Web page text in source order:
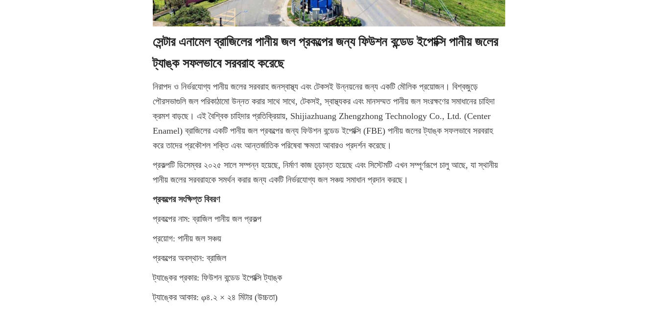
সেন্টার এনামেল ব্রাজিলের পানীয় জল প্রকল্পের জন্য ফিউশন বন্ডেড ইপোক্সি পানীয় জলের
ট্যাঙ্ক সফলভাবে সরবরাহ করেছে
নিরাপদ ও নির্ভরযোগ্য পানীয় জলের সরবরাহ জনস্বাস্থ্য এবং টেকসই উন্নয়নের জন্য একটি মৌলিক প্রয়োজন। বিশ্বজুড়ে
পৌরসভাগুলি জল পরিকাঠামো উন্নত করার সাথে সাথে, টেকসই, স্বাস্থ্যকর এবং মানসম্মত পানীয় জল সংরক্ষণের সমাধানের চাহিদা
ক্রমশ বাড়ছে। এই বৈশ্বিক চাহিদার প্রতিক্রিয়ায়, Shijiazhuang Zhengzhong Technology Co., Ltd. (Center
Enamel) ব্রাজিলের একটি পানীয় জল প্রকল্পের জন্য ফিউশন বন্ডেড ইপোক্সি (FBE) পানীয় জলের ট্যাঙ্ক সফলভাবে সরবরাহ
করে তাদের প্রকৌশল শক্তি এবং আন্তর্জাতিক পরিষেবা ক্ষমতা আবারও প্রদর্শন করেছে।
প্রকল্পটি ডিসেম্বর ২০২৫ সালে সম্পন্ন হয়েছে, নির্মাণ কাজ চূড়ান্ত হয়েছে এবং সিস্টেমটি এখন সম্পূর্ণরূপে চালু আছে, যা স্থানীয়
পানীয় জলের সরবরাহকে সমর্থন করার জন্য একটি নির্ভরযোগ্য জল সঞ্চয় সমাধান প্রদান করছে।
প্রকল্পের সংক্ষিপ্ত বিবরণ
প্রকল্পের নাম: ব্রাজিল পানীয় জল প্রকল্প
প্রয়োগ: পানীয় জল সঞ্চয়
প্রকল্পের অবস্থান: ব্রাজিল
ট্যাঙ্কের প্রকার: ফিউশন বন্ডেড ইপোক্সি ট্যাঙ্ক
ট্যাঙ্কের আকার: φ৪.২ × ২৪ মিটার (উচ্চতা)